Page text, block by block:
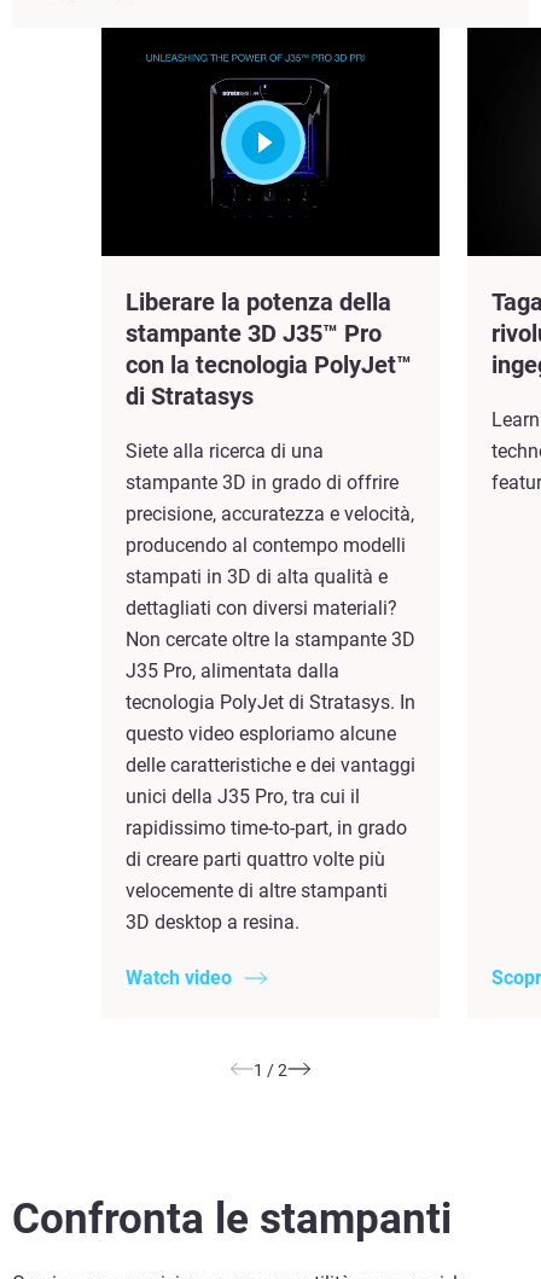
Liberare la potenza della
stampante 3D J35™ Pro
con la tecnologia PolyJet™
di Stratasys
Siete alla ricerca di una
stampante 3D in grado di offrire
precisione, accuratezza e velocità,
producendo al contempo modelli
stampati in 3D di alta qualità e
dettagliati con diversi materiali?
Non cercate oltre la stampante 3D
J35 Pro, alimentata dalla
tecnologia PolyJet di Stratasys. In
questo video esploriamo alcune
delle caratteristiche e dei vantaggi
unici della J35 Pro, tra cui il
rapidissimo time-to-part, in grado
di creare parti quattro volte più
velocemente di altre stampanti
3D desktop a resina.
Watch video
1 /2
Confronta le stampanti